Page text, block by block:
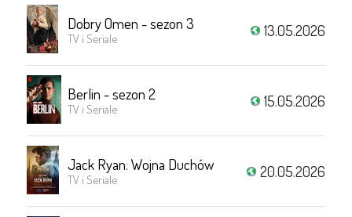
Dobry Omen - sezon 3
TV i Seriale 13.05.2026
Berlin - sezon 2
TV i Seriale 15.05.2026
Jack Ryan: Wojna Duchów
TV i Seriale 20.05.2026